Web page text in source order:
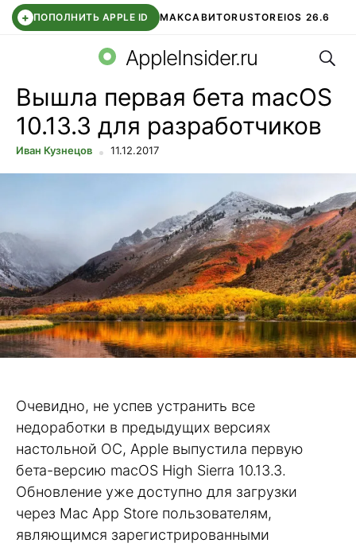
+ ПОПОЛНИТЬ APPLE ID МАКСАВИТОRUSTOREIOS 26.6
СБЕР КИДС ВТБ ОНЛАЙН ЧАТ В ROBLOX
AppleInsider.ru
Вышла первая бета macOS
10.13.3 для разработчиков
Иван Кузнецов 11.12.2017
Очевидно, не успев устранить все
недоработки в предыдущих версиях
настольной ОС, Apple выпустила первую
бета-версию macOS High Sierra 10.13.3.
Обновление уже доступно для загрузки
через Mac App Store пользователям,
являющимся зарегистрированными